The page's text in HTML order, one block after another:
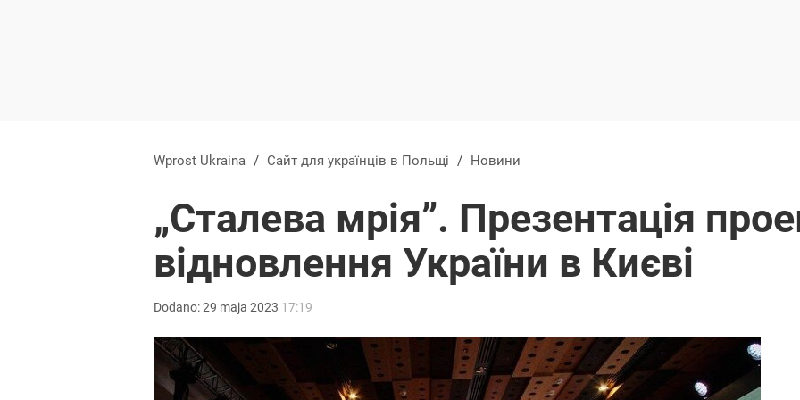
Wprost Ukraina / Сайт для українців в Польщі / Новини
„Сталева мрія”. Презентація
відновлення України в Києві
Dodano:29 maja 2023 17:19